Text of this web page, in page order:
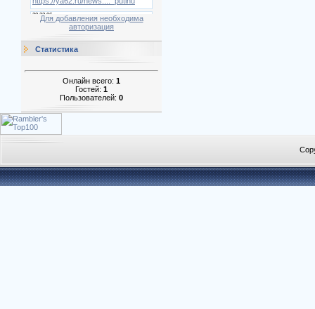
Для добавления необходима
авторизация
Статистика
Онлайн всего: 1
Гостей: 1
Пользователей: 0